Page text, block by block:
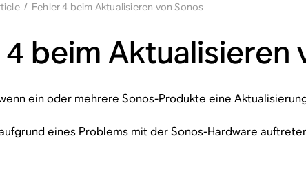
/ Fehler 4 beim Aktualisieren von Sonos
beim Aktualisieren
ein oder mehrere Sonos-Produkte eine
eines Problems mit der Sonos-Hardware